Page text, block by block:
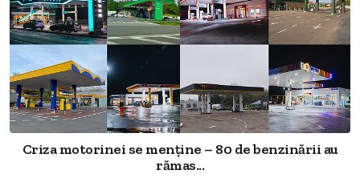
Criza motorinei se menține – 80 de benzinării au
rămas...